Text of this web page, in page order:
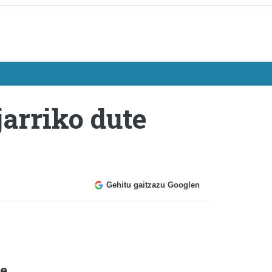
dute
Gehitu gaitzazu Googlen